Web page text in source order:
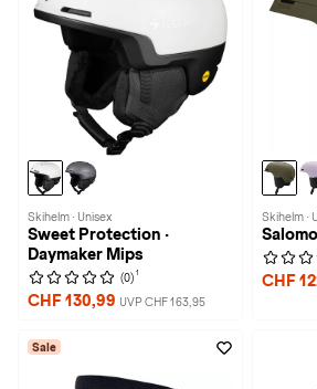
Skihelm · Unisex
Sweet Protection ·
Daymaker Mips
(0) 1
CHF 130,99 UVP CHF 163,95
Skihelm ·
CHF
Sale